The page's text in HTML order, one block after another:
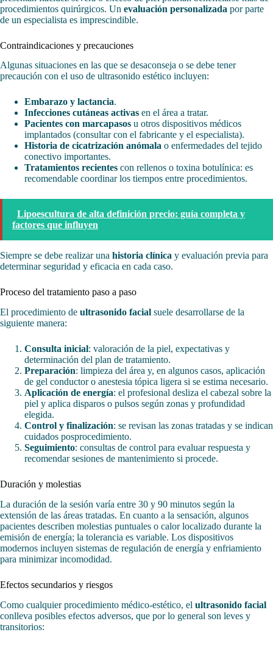
procedimientos quirúrgicos. Un evaluación personalizada por parte
de un especialista es imprescindible.
Contraindicaciones y precauciones
Algunas situaciones en las que se desaconseja o se debe tener
precaución con el uso de ultrasonido estético incluyen:
Embarazo y lactancia.
Infecciones cutáneas activas en el área a tratar.
Pacientes con marcapasos u otros dispositivos médicos
implantados (consultar con el fabricante y el especialista).
Historia de cicatrización anómala o enfermedades del tejido
conectivo importantes.
Tratamientos recientes con rellenos o toxina botulínica: es
recomendable coordinar los tiempos entre procedimientos.
Lipoescultura de alta definición precio: guía completa y
factores que influyen
Siempre se debe realizar una historia clínica y evaluación previa para
determinar seguridad y eficacia en cada caso.
Proceso del tratamiento paso a paso
El procedimiento de ultrasonido facial suele desarrollarse de la
siguiente manera:
Consulta inicial: valoración de la piel, expectativas y
determinación del plan de tratamiento.
Preparación: limpieza del área y, en algunos casos, aplicación
de gel conductor o anestesia tópica ligera si se estima necesario.
Aplicación de energía: el profesional desliza el cabezal sobre la
piel y aplica disparos o pulsos según zonas y profundidad
elegida.
Control y finalización: se revisan las zonas tratadas y se indican
cuidados posprocedimiento.
Seguimiento: consultas de control para evaluar respuesta y
recomendar sesiones de mantenimiento si procede.
Duración y molestias
La duración de la sesión varía entre 30 y 90 minutos según la
extensión de las áreas tratadas. En cuanto a la sensación, algunos
pacientes describen molestias puntuales o calor localizado durante la
emisión de energía; la tolerancia es variable. Los dispositivos
modernos incluyen sistemas de regulación de energía y enfriamiento
para minimizar incomodidad.
Efectos secundarios y riesgos
Como cualquier procedimiento médico-estético, el ultrasonido facial
conlleva posibles efectos adversos, que por lo general son leves y
transitorios: